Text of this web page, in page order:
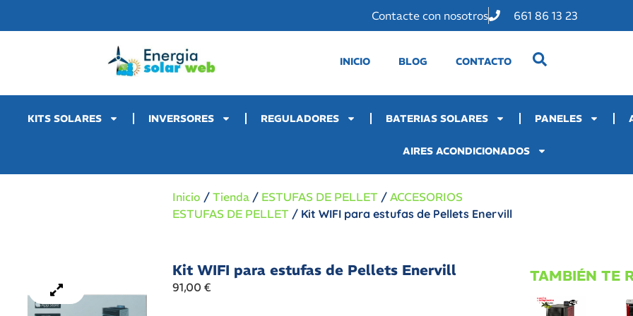
Contacte con nosotros 661 86 13 23
INICIO BLOG CONTACTO
KITS SOLARES INVERSORES REGULADORES BATERIAS SOLARES PANELES
AIRES ACONDICIONADOS
Inicio /Tienda / ESTUFAS DE PELLET /ACCESORIOS
ESTUFAS DE PELLET / Kit WIFI para estufas de Pellets Enervill
Kit WIFI para estufas de Pellets Enervill
91,00€
TAMBIÉN TE